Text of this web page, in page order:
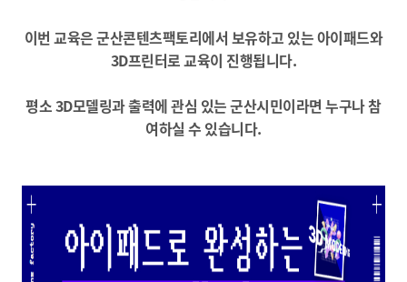
이번 교육은 군산콘텐츠팩토리에서 보유하고 있는 아이패드와
3D프린터로 교육이 진행됩니다.
평소 3D모델링과 출력에 관심 있는 군산시민이라면 누구나 참
여하실 수 있습니다.